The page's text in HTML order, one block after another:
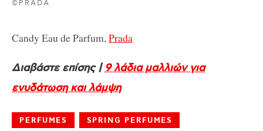
©PRADA
Candy Eau de Parfum,Prada
Διαβάστε επίσης | 9 λάδια μαλλιών για
ενυδάτωση και λάμψη
PERFUMES SPRING PERFUMES